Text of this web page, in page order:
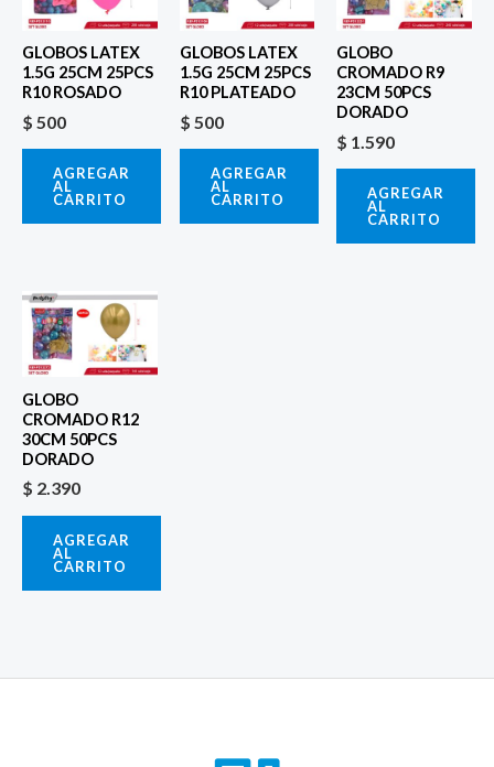
GLOBOS LATEX
1.5G 25CM 25PCS
R10 ROSADO
$ 500
AGREGAR
AL
CARRITO
GLOBOS LATEX
1.5G 25CM 25PCS
R10 PLATEADO
$ 500
AGREGAR
AL
CARRITO
GLOBO
CROMADO R9
23CM 50PCS
DORADO
$ 1.590
AGREGAR
AL
CARRITO
GLOBO
CROMADO R12
30CM 50PCS
DORADO
$ 2.390
AGREGAR
AL
CARRITO